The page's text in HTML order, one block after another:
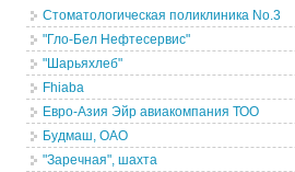
Стоматологическая поликлиника No.3
"Гло-Бел Нефтесервис"
"Шарьяхлеб"
Fhiaba
Евро-Азия Эйр авиакомпания ТОО
Будмаш, ОАО
"Заречная", шахта